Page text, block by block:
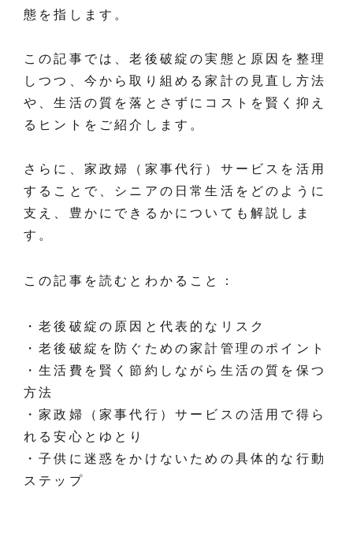
態を指します。
この記事では、老後破綻の実態と原因を整理
しつつ、今から取り組める家計の見直し方法
や、生活の質を落とさずにコストを賢く抑え
るヒントをご紹介します。
さらに、家政婦（家事代行）サービスを活用
することで、シニアの日常生活をどのように
支え、豊かにできるかについても解説しま
す。
この記事を読むとわかること：
・老後破綻の原因と代表的なリスク
・老後破綻を防ぐための家計管理のポイント
・生活費を賢く節約しながら生活の質を保つ
方法
・家政婦（家事代行）サービスの活用で得ら
れる安心とゆとり
・子供に迷惑をかけないための具体的な行動
ステップ